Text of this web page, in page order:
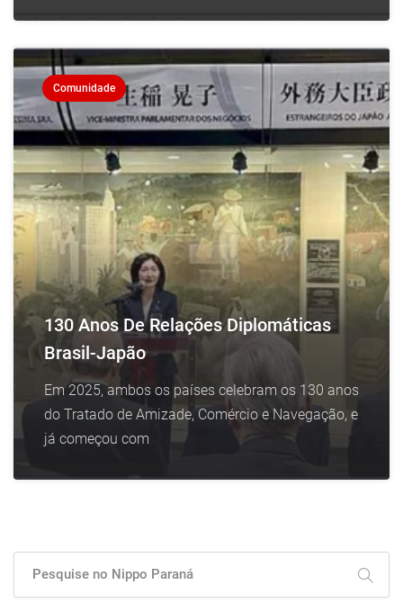
Comunidade
130 Anos De Relações Diplomáticas
Brasil-Japão
Em 2025, ambos os países celebram os 130 anos
do Tratado de Amizade, Comércio e Navegação, e
já começou com